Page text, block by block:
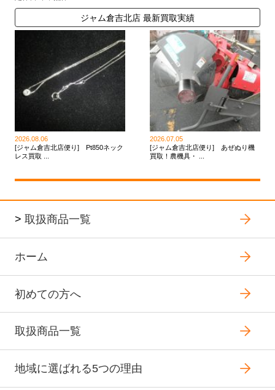
ジャム倉吉北店 最新買取実績
2026.08.06
[ジャム倉吉北店便り] Pt850ネック
レス買取 ...
2026.07.05
[ジャム倉吉北店便り] あぜぬり機
買取！農機具・ ...
> 取扱商品一覧
ホーム
初めての方へ
取扱商品一覧
地域に選ばれる5つの理由